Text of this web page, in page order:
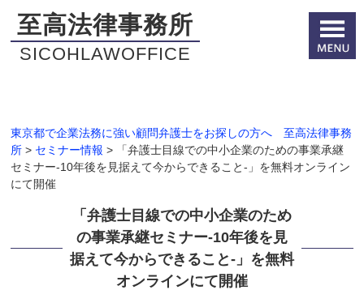
至高法律事務所
SICOHLAWOFFICE
東京都で企業法務に強い顧問弁護士をお探しの方へ 至高法律事務
所 > セミナー情報 >
「弁護士目線での中小企業のための事業承継
セミナー-10年後を見据えて今からできること-」を無料オンライン
にて開催
「弁護士目線での中小企業のため
の事業承継セミナー-10年後を見
据えて今からできること-」を無料
オンラインにて開催